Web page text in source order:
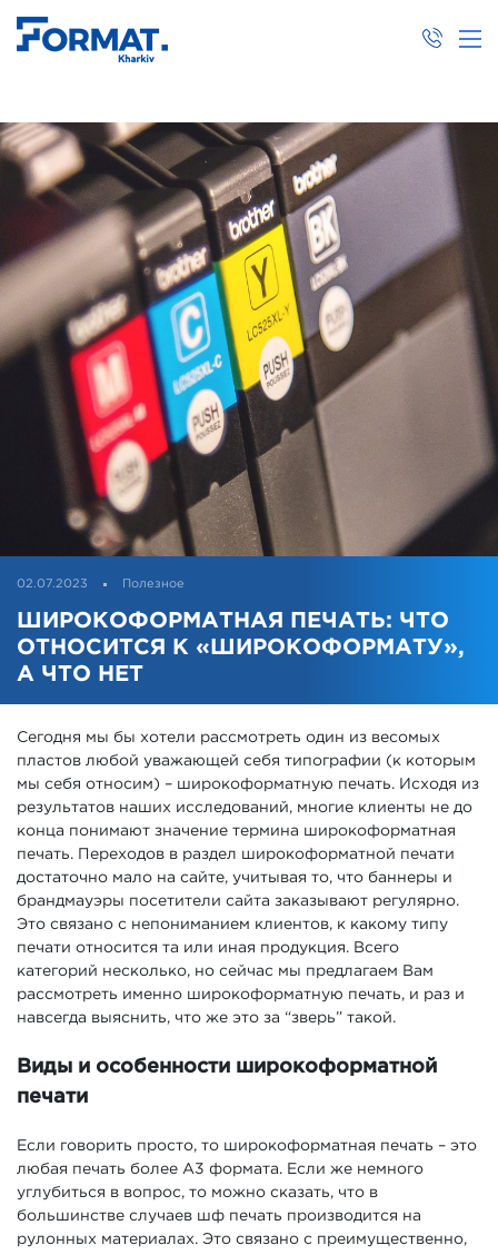
02.07.2023 Полезное
ШИРОКОФОРМАТНАЯ ПЕЧАТЬ: ЧТО
ОТНОСИТСЯ К «ШИРОКОФОРМАТУ»,
А ЧТО НЕТ
Сегодня мы бы хотели рассмотреть один из весомых
пластов любой уважающей себя типографии (к которым
мы себя относим) – широкоформатную печать. Исходя из
результатов наших исследований, многие клиенты не до
конца понимают значение термина широкоформатная
печать. Переходов в раздел широкоформатной печати
достаточно мало на сайте, учитывая то, что баннеры и
брандмауэры посетители сайта заказывают регулярно.
Это связано с непониманием клиентов, к какому типу
печати относится та или иная продукция. Всего
категорий несколько, но сейчас мы предлагаем Вам
рассмотреть именно широкоформатную печать, и раз и
навсегда выяснить, что же это за “зверь” такой.
Виды и особенности широкоформатной
печати
Если говорить просто, то широкоформатная печать – это
любая печать более А3 формата. Если же немного
углубиться в вопрос, то можно сказать, что в
большинстве случаев шф печать производится на
рулонных материалах. Это связано с преимущественно,